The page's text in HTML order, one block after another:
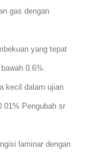
gas dengan
yang tepat
0.6%.
kecil dalam ujian
Pengubah sr
laminar dengan